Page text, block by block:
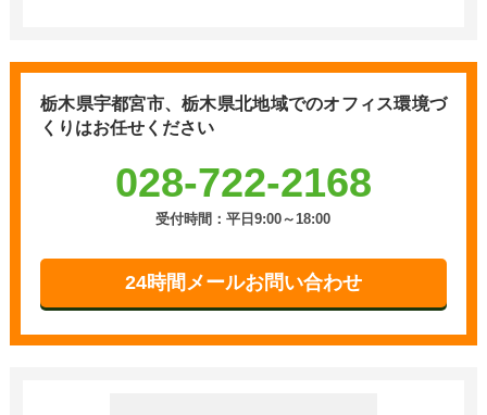
栃木県宇都宮市、栃木県北地域でのオフィス環境づ
くりはお任せください
028-722-2168
受付時間：平日9:00～18:00
24時間メールお問い合わせ